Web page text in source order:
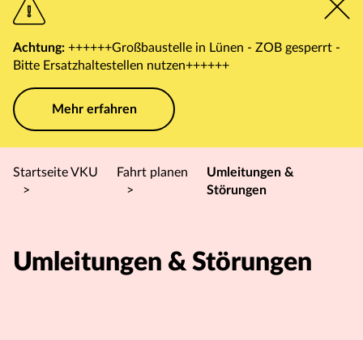
Achtung: ++++++Großbaustelle in Lünen - ZOB gesperrt -
Bitte Ersatzhaltestellen nutzen++++++
Mehr erfahren
Startseite VKU
>
Fahrt planen
>
Umleitungen &
Störungen
Umleitungen & Störungen